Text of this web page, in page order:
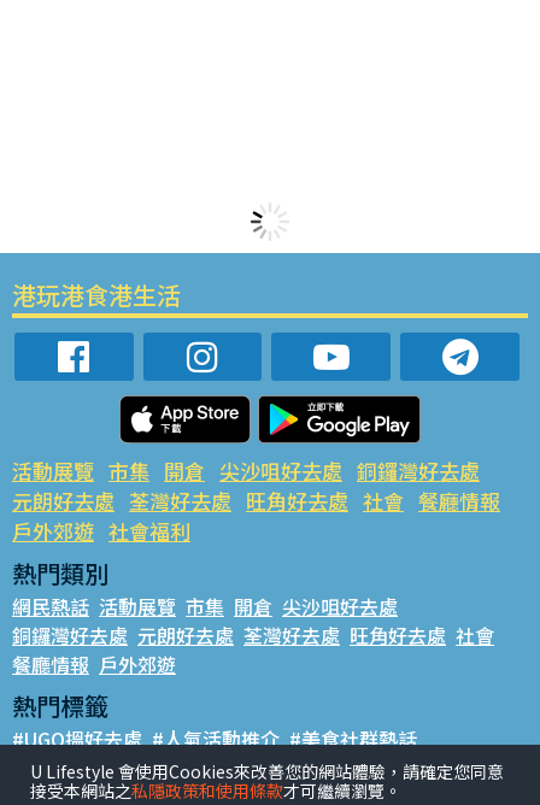
港玩港食港生活
活動展覽 市集 開倉 尖沙咀好去處 銅鑼灣好去處
元朗好去處 荃灣好去處 旺角好去處 社會 餐廳情報
戶外郊遊 社會福利
熱門類別
網民熱話 活動展覽 市集 開倉 尖沙咀好去處
銅鑼灣好去處 元朗好去處 荃灣好去處 旺角好去處 社會
餐廳情報 戶外郊遊
熱門標籤
#UGO搵好去處 #人氣活動推介 #美食社群熱話
#親子玩樂好去處 #ULifestyle應用程式 #限時搶
#UJetso禮物放送 #ULifestyle商戶中心 #著數
U Lifestyle 會使用Cookies來改善您的網站體驗，請確定您同意
接受本網站之私隱政策和使用條款才可繼續瀏覽。